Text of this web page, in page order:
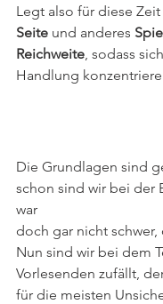
Legt also für diese Zeit
Seite und anderes
Reichweite, sodass
Handlung
Die Grundlagen sind
schon sind wir bei der
war
doch gar nicht schwer,
Nun sind wir bei dem
Vorlesenden zufällt,
für die meisten